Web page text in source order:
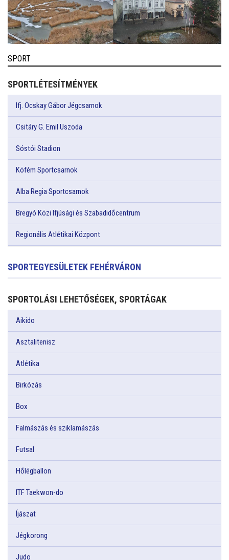
SPORT
SPORTLÉTESÍTMÉNYEK
Ifj. Ocskay Gábor Jégcsarnok
Csitáry G. Emil Uszoda
Sóstói Stadion
Köfém Sportcsarnok
Alba Regia Sportcsarnok
Bregyó Közi Ifjúsági és Szabadidőcentrum
Regionális Atlétikai Központ
SPORTEGYESÜLETEK FEHÉRVÁRON
SPORTOLÁSI LEHETŐSÉGEK, SPORTÁGAK
Aikido
Asztalitenisz
Atlétika
Birkózás
Box
Falmászás és sziklamászás
Futsal
Hőlégballon
ITF Taekwon-do
Íjászat
Jégkorong
Judo